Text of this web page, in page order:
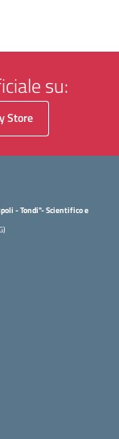
su:
Store
- Tondi"- Scientifico e